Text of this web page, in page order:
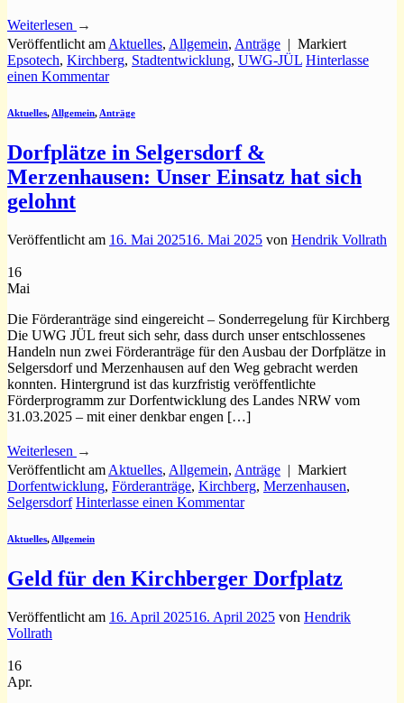
Weiterlesen →
Veröffentlicht am Aktuelles, Allgemein, Anträge | Markiert
Epsotech, Kirchberg, Stadtentwicklung, UWG-JÜL Hinterlasse
einen Kommentar
Aktuelles, Allgemein, Anträge
Dorfplätze in Selgersdorf &
Merzenhausen: Unser Einsatz hat sich
gelohnt
Veröffentlicht am 16. Mai 202516. Mai 2025 von Hendrik Vollrath
16
Mai
Die Förderanträge sind eingereicht – Sonderregelung für Kirchberg
Die UWG JÜL freut sich sehr, dass durch unser entschlossenes
Handeln nun zwei Förderanträge für den Ausbau der Dorfplätze in
Selgersdorf und Merzenhausen auf den Weg gebracht werden
konnten. Hintergrund ist das kurzfristig veröffentlichte
Förderprogramm zur Dorfentwicklung des Landes NRW vom
31.03.2025 – mit einer denkbar engen […]
Weiterlesen →
Veröffentlicht am Aktuelles, Allgemein, Anträge | Markiert
Dorfentwicklung, Förderanträge, Kirchberg, Merzenhausen,
Selgersdorf Hinterlasse einen Kommentar
Aktuelles, Allgemein
Geld für den Kirchberger Dorfplatz
Veröffentlicht am 16. April 202516. April 2025 von Hendrik
Vollrath
16
Apr.